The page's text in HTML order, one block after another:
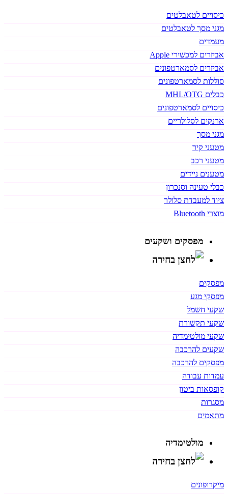
כיסויים לטאבלטים
מגני מסך לטאבלטים
מעמדים
אביזרים למכשירי Apple
אביזרים לסמארטפונים
סוללות לסמארטפונים
כבלים MHL/OTG
כיסויים לסמארטפונים
ארנקים לסלולריים
מגני מסך
מטעני קיר
מטעני רכב
מטענים ניידים
כבלי טעינה וסנכרון
ציוד למעבדת סלולר
מוצרי Bluetooth
מפסקים ושקעים
מפסקים
מפסקי מגע
שקעי חשמל
שקעי תקשורת
שקעי מולטימדיה
שקעים להרכבה
מפסקים להרכבה
עמדות עבודה
קופסאות ביטון
מסגרות
מתאמים
מולטימדיה
מיקרופונים